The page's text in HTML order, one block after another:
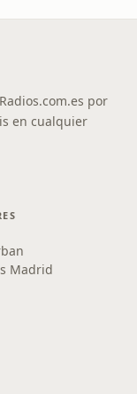
por
en cualquier
Madrid